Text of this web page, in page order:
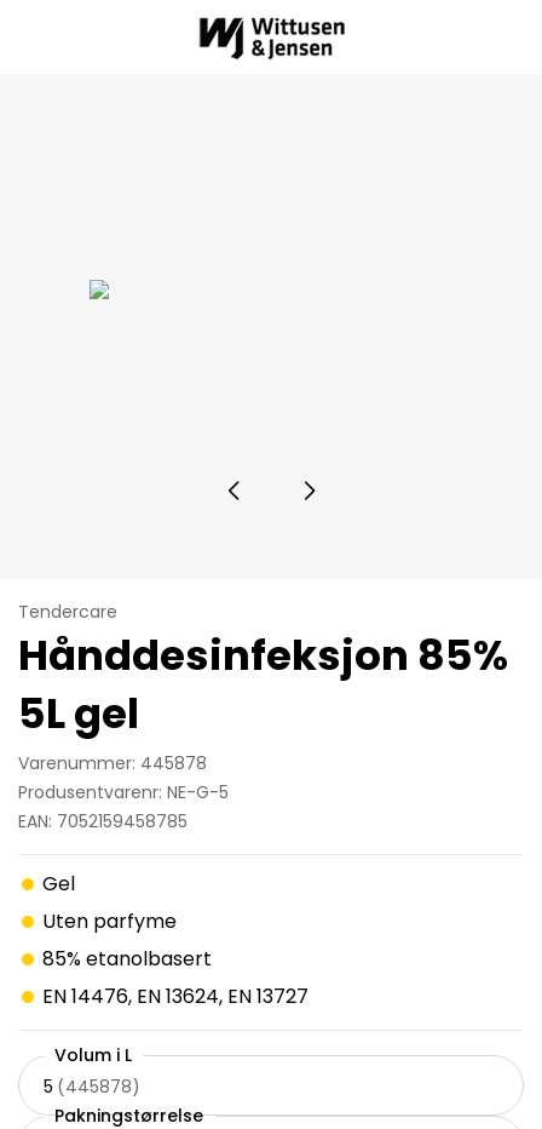
Tendercare
Hånddesinfeksjon 85%
5L gel
Varenummer: 445878
Produsentvarenr: NE-G-5
EAN: 7052159458785
Gel
Uten parfyme
85% etanolbasert
EN 14476, EN 13624, EN 13727
Volum i L
5 (445878)
Pakningstørrelse